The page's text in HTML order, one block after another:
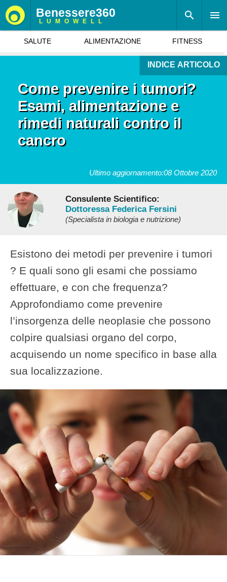
Come prevenire i tumori?
Esami, alimentazione e
rimedi naturali contro il
cancro
Ultimo aggiornamento:08 Ottobre 2020
Consulente Scientifico:
Dottoressa Federica Fersini
(Specialista in biologia e nutrizione)
Esistono dei metodi per prevenire i tumori
? E quali sono gli esami che possiamo
effettuare, e con che frequenza?
Approfondiamo come prevenire
l’insorgenza delle neoplasie che possono
colpire qualsiasi organo del corpo,
acquisendo un nome specifico in base alla
sua localizzazione.
INDICE ARTICOLO
Benessere360
LUMOWELL
SALUTE ALIMENTAZIONE FITNESS